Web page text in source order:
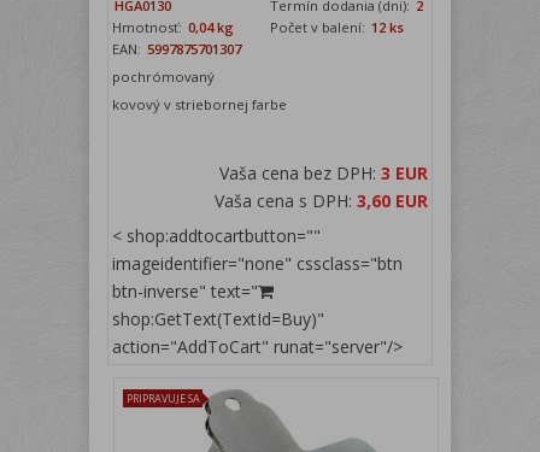
HGA0130
Termín dodania (dni): 2
Hmotnosť: 0,04 kg Počet v balení: 12 ks
EAN: 5997875701307
pochrómovaný
kovový v striebornej farbe
Vaša cena bez DPH: 3 EUR
Vaša cena s DPH: 3,60 EUR
< shop:addtocartbutton=""
imageidentifier="none" cssclass="btn
btn-inverse" text="
shop:GetText(TextId=Buy)"
action="AddToCart" runat="server"/>
PRIPRAVUJE SA